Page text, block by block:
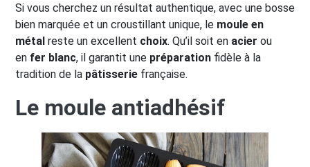
Si vous cherchez un résultat authentique, avec une bosse
bien marquée et un croustillant unique, le moule en
métal reste un excellent choix. Qu’il soit en acier ou
en fer blanc, il garantit une préparation fidèle à la
tradition de la pâtisserie française.
Le moule antiadhésif